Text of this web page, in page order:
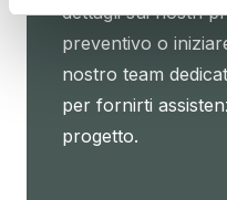
dettagli sui nostri
preventivo o
nostro team
per fornirti
progetto.